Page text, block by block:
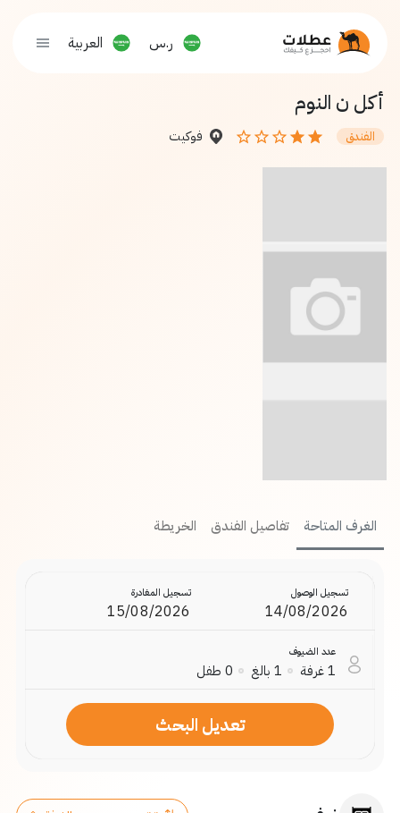
ر.س العربية
أكل ن النوم
الفندق فوكيت
الغرف المتاحة تفاصيل الفندق الخريطة
تسجيل الوصول تسجيل المغادرة
عدد الضيوف
1غرفة 1 بالغ 0 طفل
تعديل البحث